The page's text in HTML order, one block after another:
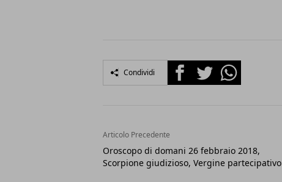
Condividi FacebookTwitterWhatsapp
Articolo Precedente
Oroscopo di domani 26 febbraio 2018,
Scorpione giudizioso, Vergine partecipativo